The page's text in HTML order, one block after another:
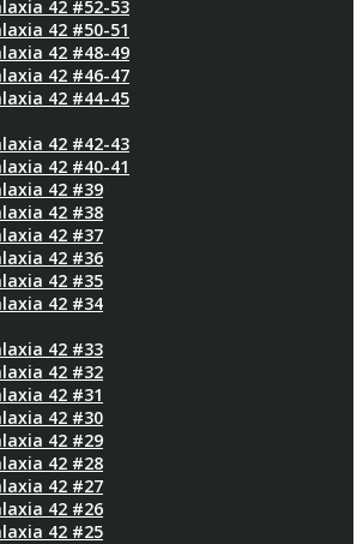
42 #52-53
42 #50-51
42 #48-49
42 #46-47
42 #44-45
42 #42-43
42 #40-41
42 #39
42 #38
42 #37
42 #36
42 #35
42 #34
42 #33
42 #32
42 #31
42 #30
42 #29
42 #28
42 #27
42 #26
42 #25